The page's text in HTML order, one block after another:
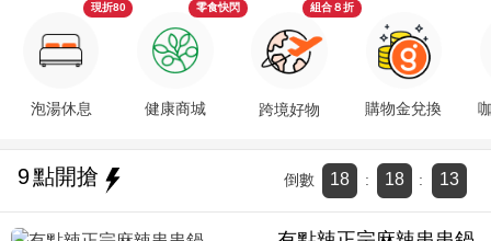
泡湯休息
現折80
健康商城
零食快閃
跨境好物
組合８折
購物金兌換
9點開搶 倒數 18 : 18 : 13